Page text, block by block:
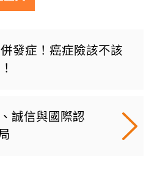
發症！癌症險該不該
誠信與國際認